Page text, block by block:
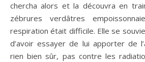
chercha alors et la découvra en
zébrures verdâtres
respiration était difficile. Elle se
d’avoir essayer de lui apporter de
rien bien sûr, pas contre les